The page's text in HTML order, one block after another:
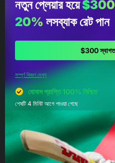
নতুন প্লেয়ার হয়ে$300
20% লসব্যাক রেট পান
$300
সম্পূর্ণ বিবরণ দেখুন
বোনাস প্রাপ্তি 100% নিশ্চিত
শেষটি 4 মিনিট আগে পাওয়া গেছে